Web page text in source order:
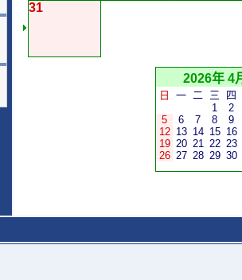
31
2026年 4
日 一 二 三
四
1
2
5
6 7 8
9
12 13 14 15 16
19 20 21 22 23
26 27 28 29 30